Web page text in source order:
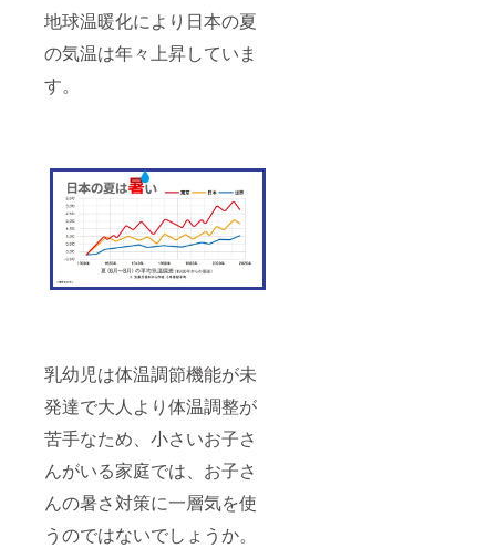
地球温暖化により日本の夏
の気温は年々上昇していま
す。
乳幼児は体温調節機能が未
発達で大人より体温調整が
苦手なため、小さいお子さ
んがいる家庭では、お子さ
んの暑さ対策に一層気を使
うのではないでしょうか。